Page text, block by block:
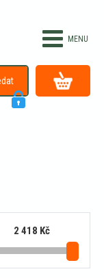
2 418 Kč